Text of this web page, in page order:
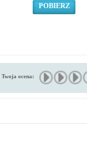
POBIERZ
Twoja ocena: